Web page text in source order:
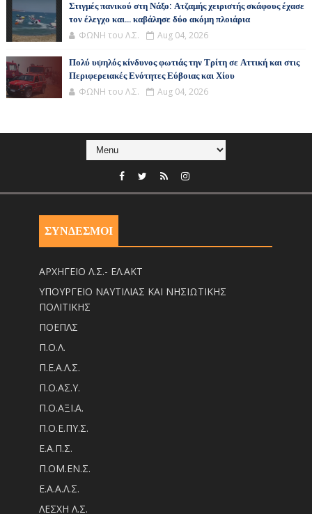
Στιγμές πανικού στη Νάξο: Ατζαμής χειριστής σκάφους έχασε
τον έλεγχο και... καβάλησε δύο ακόμη πλοιάρια
ΦΩΝΗ του Λ.Σ. Aug 04, 2026
Πολύ υψηλός κίνδυνος φωτιάς την Τρίτη σε Αττική και στις
Περιφερειακές Ενότητες Εύβοιας και Χίου
ΦΩΝΗ του Λ.Σ. Aug 04, 2026
ΣΥΝΔΕΣΜΟΙ
ΑΡΧΗΓΕΙΟ Λ.Σ.- ΕΛ.ΑΚΤ
ΥΠΟΥΡΓΕΙΟ ΝΑΥΤΙΛΙΑΣ ΚΑΙ ΝΗΣΙΩΤΙΚΗΣ
ΠΟΛΙΤΙΚΗΣ
ΠΟΕΠΛΣ
Π.Ο.Λ.
Π.Ε.Α.Λ.Σ.
Π.Ο.ΑΣ.Υ.
Π.Ο.ΑΞΙ.Α.
Π.Ο.Ε.ΠΥ.Σ.
Ε.Α.Π.Σ.
Π.ΟM.EN.Σ.
Ε.Α.Α.Λ.Σ.
ΛΕΣΧΗ Λ.Σ.